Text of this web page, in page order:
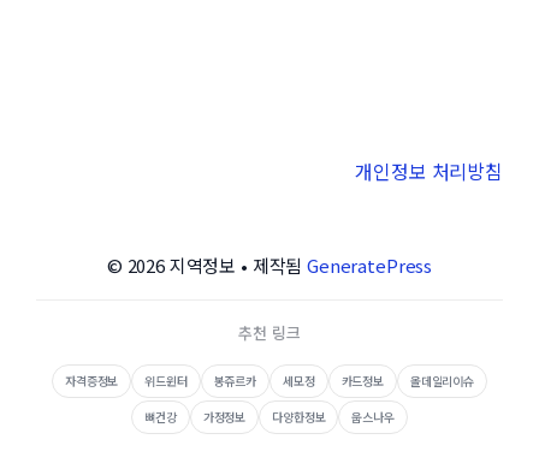
개인정보 처리방침
© 2026 지역정보 • 제작됨GeneratePress
추천 링크
자격증정보 위드윈터 봉쥬르카 세모정 카드정보
올데일리이슈
뼈건강
가정정보 다양한정보 웁스나우